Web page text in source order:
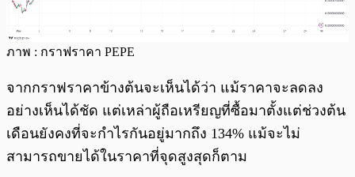
ภาพ : กราฟราคา PEPE
จากกราฟราคาข้างต้นจะเห็นได้ว่า แม้ราคาจะลดลง
อย่างเห็นได้ชัด แต่เหล่าผู้ถือเหรียญที่ซื้อมาตั้งแต่ช่วงต้น
เดือนยังคงที่จะกำไรกันอยู่มากถึง 134% แม้จะไม่
สามารถขายได้ในราคาที่จุดสูงสุดก็ตาม